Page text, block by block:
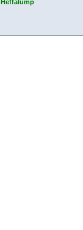
Heffalump